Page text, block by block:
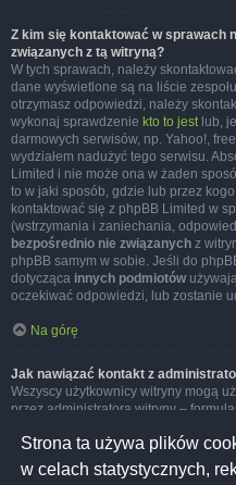
Strona ta używa plików
w celach statystycznych,
Z kim się kontaktować w sprawach
związanych z tą witryną?
W tych sprawach, należy
dane wyświetlone są na liście
otrzymasz odpowiedzi, należy
wykonaj sprawdzenie kto to jestlub,
darmowych serwisów, np. Yahoo!,
wydziałem nadużyć tego serwisu.
Limited i nie może ona w żaden
to w jaki sposób, gdzie lub przez
kontaktować się z phpBB Limited w
(wstrzymania i zaniechania,
bezpośrednio nie związanych z
phpBB samym w sobie. Jeśli do
dotycząca innych podmiotów
oczekiwać odpowiedzi, lub zostanie
Na górę
Jak nawiązać kontakt z
Wszyscy użytkownicy witryny mogą
przez administratora witryny –
Na górę